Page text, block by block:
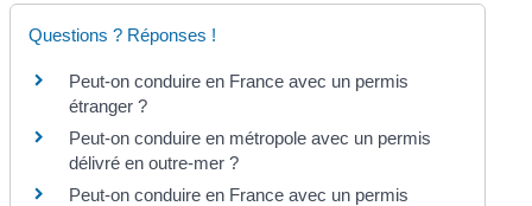
Questions ? Réponses !
Peut-on conduire en France avec un permis
étranger ?
Peut-on conduire en métropole avec un permis
délivré en outre-mer ?
Peut-on conduire en France avec un permis